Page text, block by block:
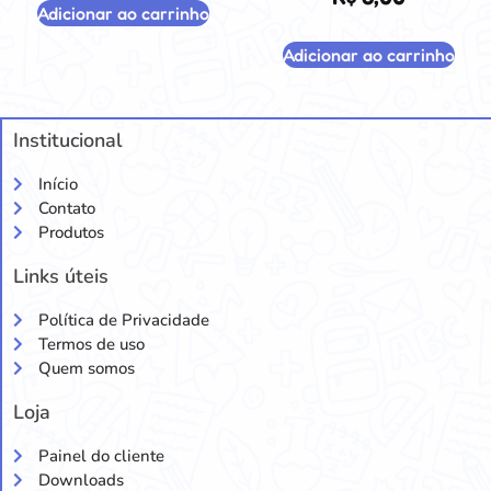
Adicionar ao carrinho
Adicionar ao carrinho
Institucional
Início
Contato
Produtos
Links úteis
Política de Privacidade
Termos de uso
Quem somos
Loja
Painel do cliente
Downloads